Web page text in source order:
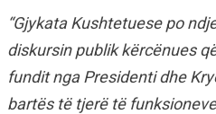
“Gjykata Kushtetuese po
diskursin publik kërcënues
fundit nga Presidenti dhe
bartës të tjerë të